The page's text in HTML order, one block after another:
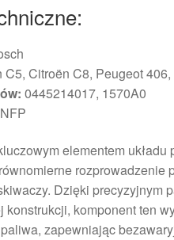
C5, Citroën C8, Peugeot
0445214017, 1570A0
NFP
elementem układu
rozprowadzenie
Dzięki precyzyjnym
konstrukcji, komponent ten
zapewniając